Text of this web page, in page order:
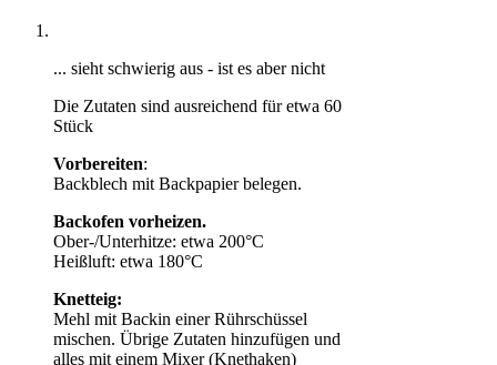
... sieht schwierig aus - ist es aber nicht
Die Zutaten sind ausreichend für etwa 60
Stück
Vorbereiten:
Backblech mit Backpapier belegen.
Backofen vorheizen.
Ober-/Unterhitze: etwa 200°C
Heißluft: etwa 180°C
Knetteig:
Mehl mit Backin einer Rührschüssel
mischen. Übrige Zutaten hinzufügen und
alles mit einem Mixer (Knethaken)